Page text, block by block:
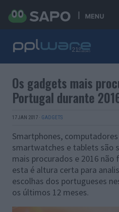
MENU
Os gadgets mais
Portugal durante
17 JAN 2017 · GADGETS
Smartphones,
smartwatches e tablets são
mais procurados e 2016 não
esta é altura certa para
escolhas dos portugueses
os últimos 12 meses.